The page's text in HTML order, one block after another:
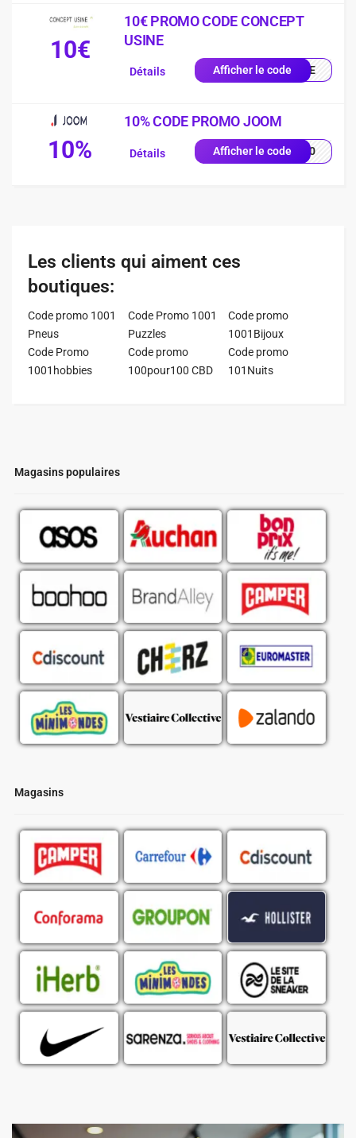
Magasins populaires
Magasins
10€
10€ PROMO CODE CONCEPT
USINE
Afficher le codeENUE
Détails
10%
10% CODE PROMO JOOM
Afficher le codeNG10
Détails
Les clients qui aiment ces
boutiques:
Code promo 1001
Pneus
Code Promo 1001
Puzzles
Code promo
1001Bijoux
Code Promo
1001hobbies
Code promo
100pour100 CBD
Code promo
101Nuits